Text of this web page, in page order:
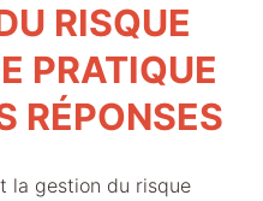
RISQUE
PRATIQUE
RÉPONSES
la gestion du risque